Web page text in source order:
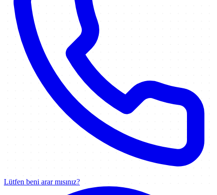
Lütfen beni arar mısınız?